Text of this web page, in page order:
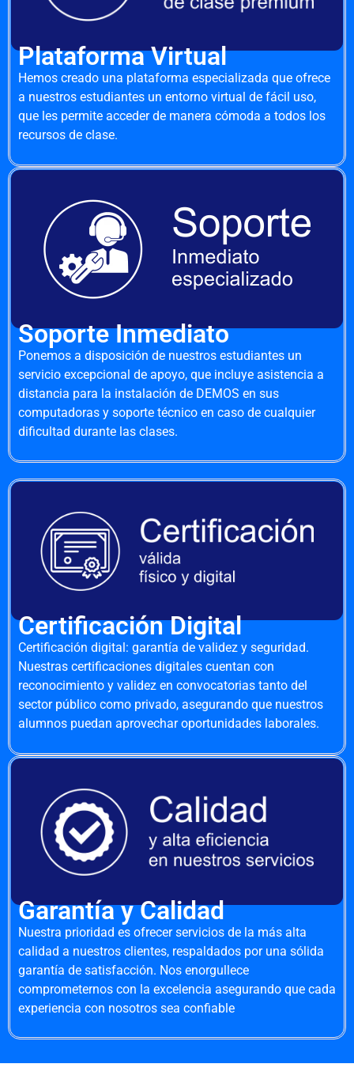
Plataforma Virtual
Hemos creado una plataforma especializada que ofrece
a nuestros estudiantes un entorno virtual de fácil uso,
que les permite acceder de manera cómoda a todos los
recursos de clase.
Soporte Inmediato
Ponemos a disposición de nuestros estudiantes un
servicio excepcional de apoyo, que incluye asistencia a
distancia para la instalación de DEMOS en sus
computadoras y soporte técnico en caso de cualquier
dificultad durante las clases.
Certificación Digital
Certificación digital: garantía de validez y seguridad.
Nuestras certificaciones digitales cuentan con
reconocimiento y validez en convocatorias tanto del
sector público como privado, asegurando que nuestros
alumnos puedan aprovechar oportunidades laborales.
Garantía y Calidad
Nuestra prioridad es ofrecer servicios de la más alta
calidad a nuestros clientes, respaldados por una sólida
garantía de satisfacción. Nos enorgullece
comprometernos con la excelencia asegurando que cada
experiencia con nosotros sea confiable